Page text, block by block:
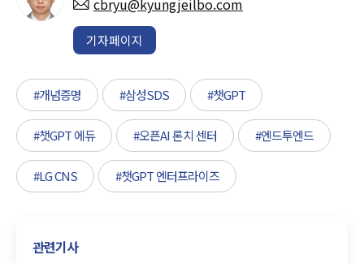
기자페이지
#개념증명 #삼성SDS #챗GPT
#챗GPT 에듀 #오픈AI 론치 센터 #엔드투엔드
#LG CNS #챗GPT 엔터프라이즈
관련기사